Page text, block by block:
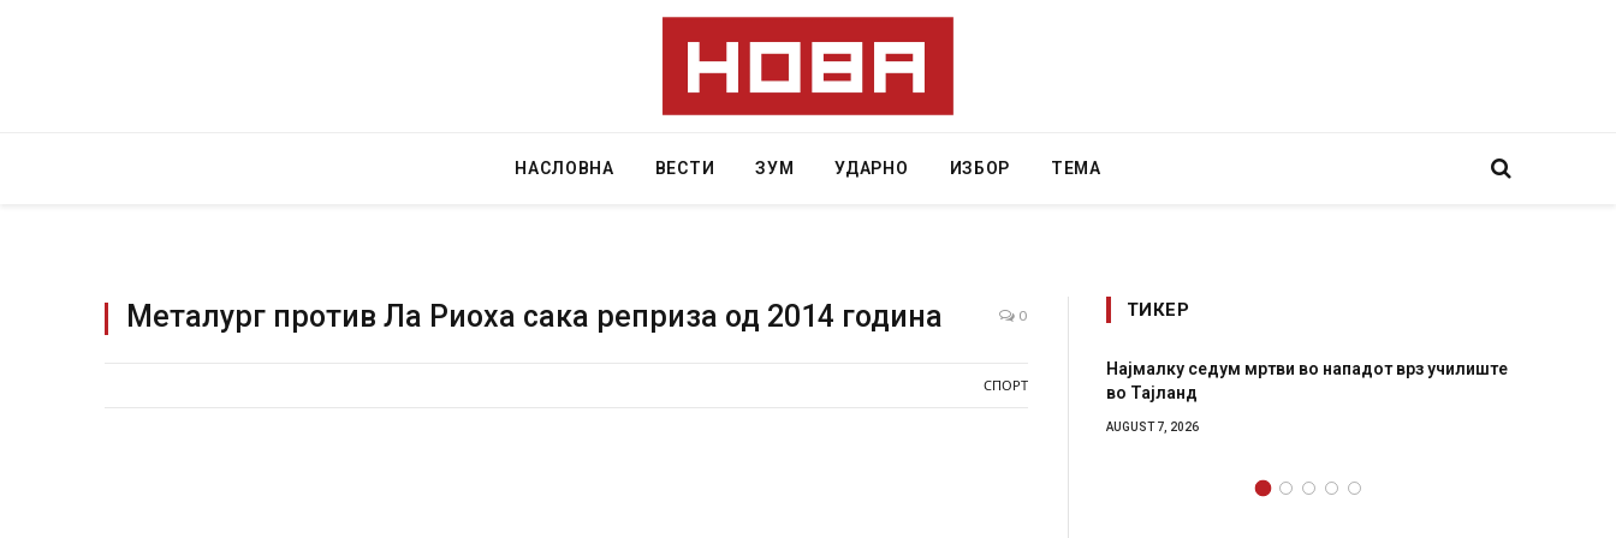
НАСЛОВНА ВЕСТИ ЗУМ УДАРНО ИЗБОР ТЕМА
Металург против Ла Риоха сака реприза од 2014 година 0
СПОРТ
ТИКЕР
Најмалку седум мртви во нападот врз училиште
во Тајланд
AUGUST 7, 2026
СОЗИС: